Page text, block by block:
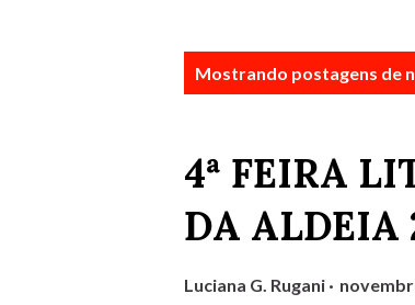
Mostrando postagens de
4ª FEIRA
DA ALDEIA
Luciana G. Rugani